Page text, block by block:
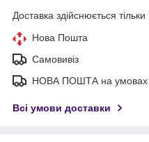
Доставка здійснюється
Нова Пошта
Самовивіз
НОВА ПОШТА на умовах
Всі умови доставки